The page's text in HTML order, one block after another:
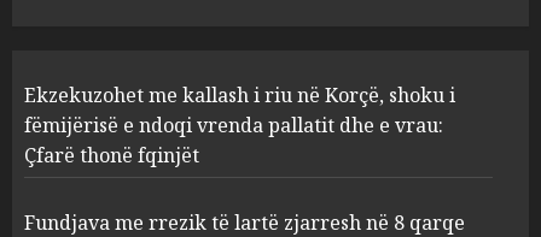
2
zjarresh në 8 qarqe
paralajmëron Instituti i
deri në 39°C
Ekzekuzohet me kallash i riu në Korçë, shoku i
fëmijërisë e ndoqi vrenda pallatit dhe e vrau:
Çfarë thonë fqinjët
Fundjava me rrezik të lartë zjarresh në 8 qarqe